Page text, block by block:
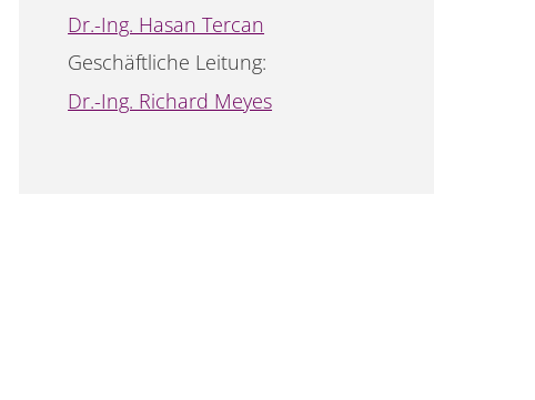
Dr.-Ing. Hasan Tercan
Geschäftliche Leitung:
Dr.-Ing. Richard Meyes